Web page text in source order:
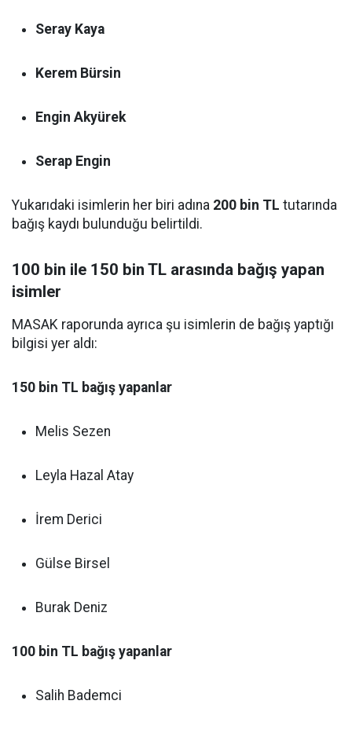
Seray Kaya
Kerem Bürsin
Engin Akyürek
Serap Engin
Yukarıdaki isimlerin her biri adına 200 bin TL tutarında
bağış kaydı bulunduğu belirtildi.
100 bin ile 150 bin TL arasında bağış yapan
isimler
MASAK raporunda ayrıca şu isimlerin de bağış yaptığı
bilgisi yer aldı:
150 bin TL bağış yapanlar
Melis Sezen
Leyla Hazal Atay
İrem Derici
Gülse Birsel
Burak Deniz
100 bin TL bağış yapanlar
Salih Bademci